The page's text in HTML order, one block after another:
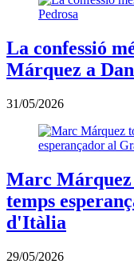
La confessió
Márquez a
31/05/2026
Marc
temps
d'Itàlia
29/05/2026